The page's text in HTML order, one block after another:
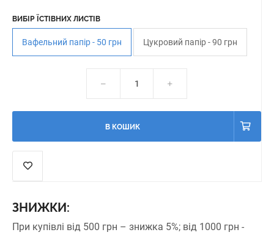
ВИБІР ЇСТІВНИХ ЛИСТІВ
Вафельний папір - 50 грн Цукровий папір - 90 грн
В КОШИК
ЗНИЖКИ:
При купівлі від 500 грн – знижка 5%; від 1000 грн -